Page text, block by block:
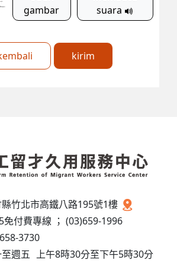
gambar
suara
kirim
竹北市高鐵八路195號1樓
免付費專線 ； (03)659-1996
3730
週五 上午8時30分至下午5時30分